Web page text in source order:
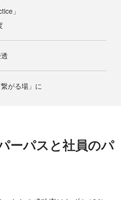
」
がる場」に
ーパスと社員のパ